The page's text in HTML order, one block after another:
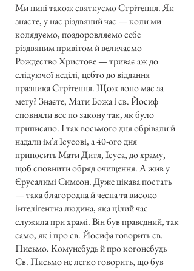
Ми нині також святкуємо Стрітення. Як
знаєте, у нас різдвяний час — коли ми
колядуємо, поздоровляємо себе
різдвяним привітом й величаємо
Рождество Христове — триває аж до
слідуючої неділі, цебто до віддання
празника Стрітення. Щож воно має за
мету? Знаєте, Мати Божа і св. Йосиф
сповняли все по закону так, як було
приписано. І так восьмого дня обрівали й
надали імʼя Ісусові, а 40-ого дня
приносить Мати Дитя, Ісуса, до храму,
щоб сповнити обряд очищення. А жив у
Єрусалимі Симеон. Дуже цікава постать
— така благородна й чесна та високо
інтеліґентна людина, яка цілий час
служила при храмі. Він був праведний, так
само, як і про св. Йосифа говорить св.
Письмо. Комунебудь й про когонебудь
Св. Письмо не легко говорить, що був